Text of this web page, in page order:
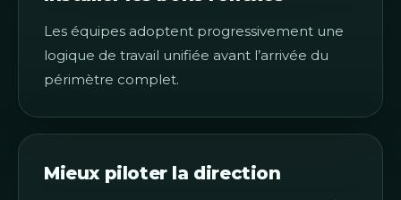
Les équipes adoptent progressivement une
logique de travail unifiée avant l’arrivée du
périmètre complet.
Mieux piloter la direction